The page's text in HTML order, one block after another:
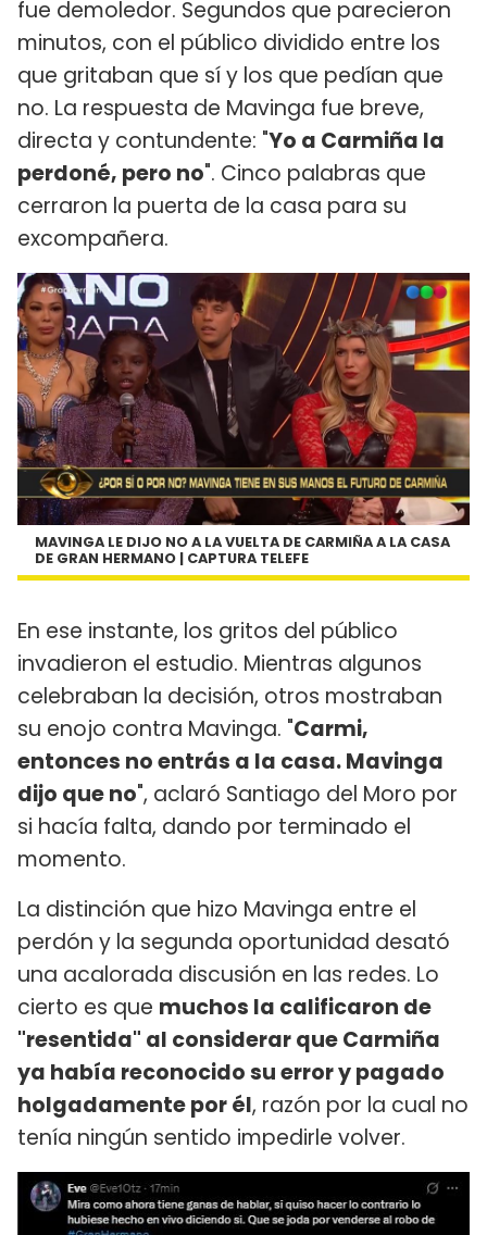
fue demoledor. Segundos que parecieron
minutos, con el público dividido entre los
que gritaban que sí y los que pedían que
no. La respuesta de Mavinga fue breve,
directa y contundente: "Yo a Carmiña la
perdoné, pero no". Cinco palabras que
cerraron la puerta de la casa para su
excompañera.
MAVINGA LE DIJO NO A LA VUELTA DE CARMIÑA A LA CASA
DE GRAN HERMANO | CAPTURA TELEFE
En ese instante, los gritos del público
invadieron el estudio. Mientras algunos
celebraban la decisión, otros mostraban
su enojo contra Mavinga. "Carmi,
entonces no entrás a la casa. Mavinga
dijo que no", aclaró Santiago del Moro por
si hacía falta, dando por terminado el
momento.
La distinción que hizo Mavinga entre el
perdón y la segunda oportunidad desató
una acalorada discusión en las redes. Lo
cierto es que muchos la calificaron de
"resentida" al considerar que Carmiña
ya había reconocido su error y pagado
holgadamente por él, razón por la cual no
tenía ningún sentido impedirle volver.